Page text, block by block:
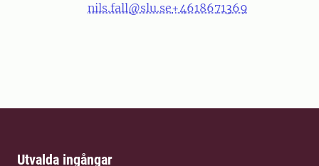
nils.fall@slu.se+4618671369
Utvalda ingångar